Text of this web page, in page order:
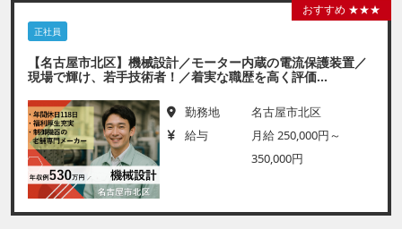
おすすめ ★★★
正社員
【名古屋市北区】機械設計／モーター内蔵の電流保護装置／
現場で輝け、若手技術者！／着実な職歴を高く評価...
勤務地
名古屋市北区
給与
月給 250,000円～
350,000円